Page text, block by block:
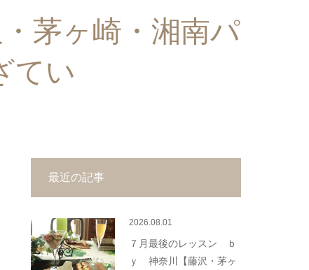
茅ヶ崎・湘南パ
てい
最近の記事
2026.08.01
７月最後のレッスン ｂ
ｙ 神奈川【藤沢・茅ヶ